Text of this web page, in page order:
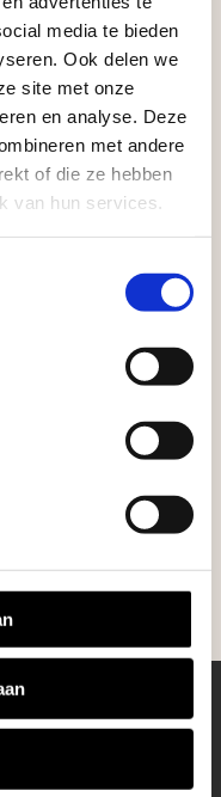
media te bieden
Ook delen we
site met onze
en analyse. Deze
met andere
of die ze hebben
van hun services.
meer over de
je
OP
tijdens de
hanteren tijdens
openingstijden op
voor de
is het fijn
showtuinen